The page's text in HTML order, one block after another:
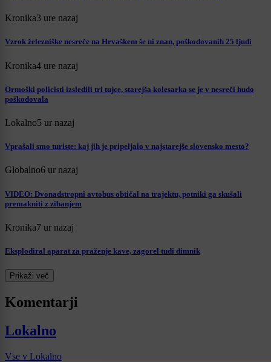
Kronika3 ure nazaj
Vzrok železniške nesreče na Hrvaškem še ni znan, poškodovanih 25 ljudi
Kronika4 ure nazaj
Ormoški policisti izsledili tri tujce, starejša kolesarka se je v nesreči hudo
poškodovala
Lokalno5 ur nazaj
Vprašali smo turiste: kaj jih je pripeljalo v najstarejše slovensko mesto?
Globalno6 ur nazaj
VIDEO: Dvonadstropni avtobus obtičal na trajektu, potniki ga skušali
premakniti z zibanjem
Kronika7 ur nazaj
Eksplodiral aparat za praženje kave, zagorel tudi dimnik
Prikaži več
Komentarji
Lokalno
Vse v Lokalno